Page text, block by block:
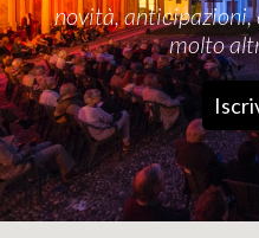
novità,
molto